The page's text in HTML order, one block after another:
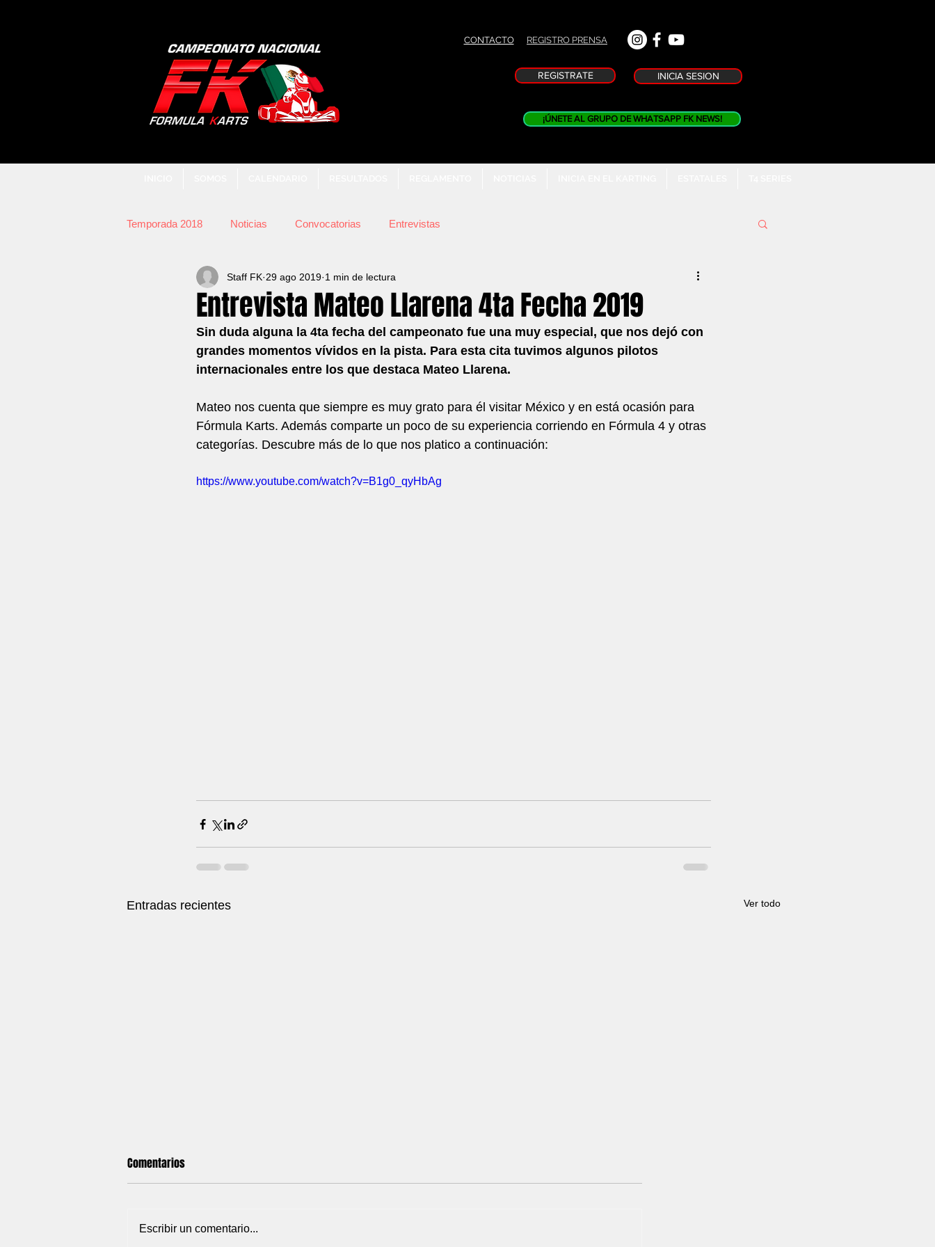
CONTACTO REGISTRO PRENSA
REGISTRATE INICIA SESION
¡ÚNETE AL GRUPO DE WHATSAPP FK NEWS!
Temporada 2018 Noticias Convocatorias Entrevistas
Entrevista Mateo Llarena 4ta Fecha 2019
Staff FK 29 ago 2019 1 min de lectura
Sin duda alguna la 4ta fecha del campeonato fue una muy especial, que nos dejó con
grandes momentos vívidos en la pista. Para esta cita tuvimos algunos pilotos
internacionales entre los que destaca Mateo Llarena.
Mateo nos cuenta que siempre es muy grato para él visitar México y en está ocasión para
Fórmula Karts. Además comparte un poco de su experiencia corriendo en Fórmula 4 y otras
categorías. Descubre más de lo que nos platico a continuación:
https://www.youtube.com/watch?v=B1g0_qyHbAg
Entradas recientes Ver todo
Comentarios
Escribir un comentario...